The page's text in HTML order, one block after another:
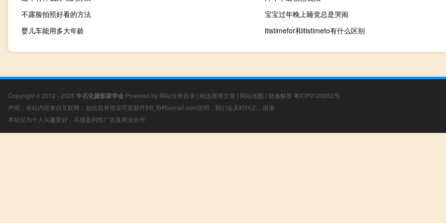
不露脸拍照好看的方法
宝宝过年晚上睡觉总是哭闹
婴儿车能用多大年龄
itistimefor和itistimeto有什么区别
Copyright © 2012 - 2026 中石化摄影家学会 Powered by 网站分类目录 | 精选推荐文章 | 网站地图 | 疑难解答 粤ICP0120852号
声明：本站内容来自互联网，如信息有错误可发邮件到f_fb#foxmail.com说明，我们会及时纠正，谢谢
本站仅为个人兴趣爱好，不接盈利性广告及商业合作